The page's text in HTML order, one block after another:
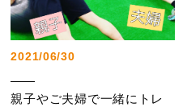
2021/06/30
親子やご夫婦で一緒にトレ